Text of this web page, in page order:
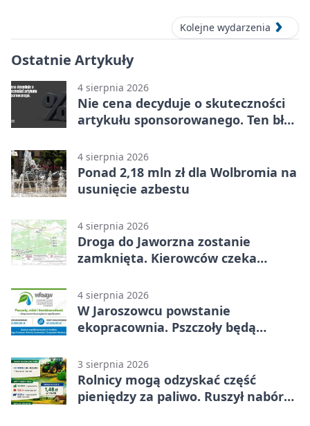
Kolejne wydarzenia
Ostatnie Artykuły
4 sierpnia 2026
Nie cena decyduje o skuteczności
artykułu sponsorowanego. Ten błąd
4 sierpnia 2026
Ponad 2,18 mln zł dla Wolbromia na
usunięcie azbestu
4 sierpnia 2026
Droga do Jaworzna zostanie
zamknięta. Kierowców czeka
4 sierpnia 2026
W Jaroszowcu powstanie
ekopracownia. Pszczoły będą
3 sierpnia 2026
Rolnicy mogą odzyskać część
pieniędzy za paliwo. Ruszył nabór